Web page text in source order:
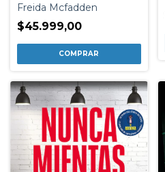
Freida Mcfadden
$45.999,00